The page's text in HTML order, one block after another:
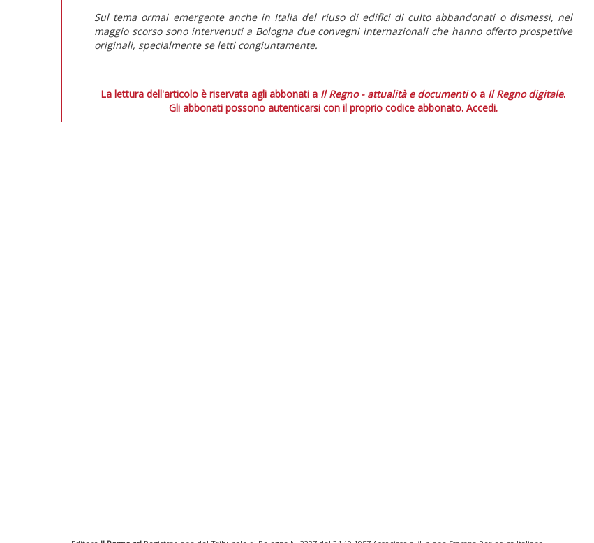
Sul tema ormai emergente anche in Italia del riuso di edifici di culto abbandonati o dismessi, nel
maggio scorso sono intervenuti a Bologna due convegni internazionali che hanno offerto prospettive
originali, specialmente se letti congiuntamente.
La lettura dell'articolo è riservata agli abbonati a Il Regno - attualità e documentio a Il Regno digitale.
Gli abbonati possono autenticarsi con il proprio codice abbonato. Accedi.